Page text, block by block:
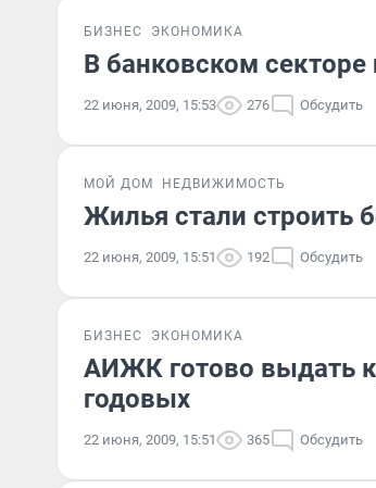
БИЗНЕС ЭКОНОМИКА
В банковском
22 июня, 2009, 15:53 276 Обсудить
МОЙ ДОМ НЕДВИЖИМОСТЬ
Жилья стали строить
22 июня, 2009, 15:51 192 Обсудить
БИЗНЕС ЭКОНОМИКА
АИЖК готово выдать
годовых
22 июня, 2009, 15:51 365 Обсудить